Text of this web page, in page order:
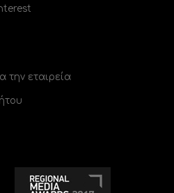
την εταιρεία